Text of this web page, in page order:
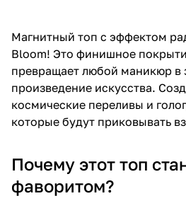
Магнитный топ с эффектом
Bloom! Это финишное
превращает любой маникюр
произведение искусства.
космические переливы и
которые будут приковывать
Почему этот топ
фаворитом?